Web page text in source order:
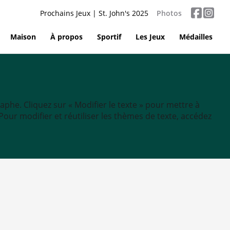
Prochains Jeux | St. John's 2025 Photos
Maison À propos Sportif Les Jeux Médailles
Cliquez sur « Modifier le texte » pour mettre à
modifier et réutiliser les thèmes de texte, accédez